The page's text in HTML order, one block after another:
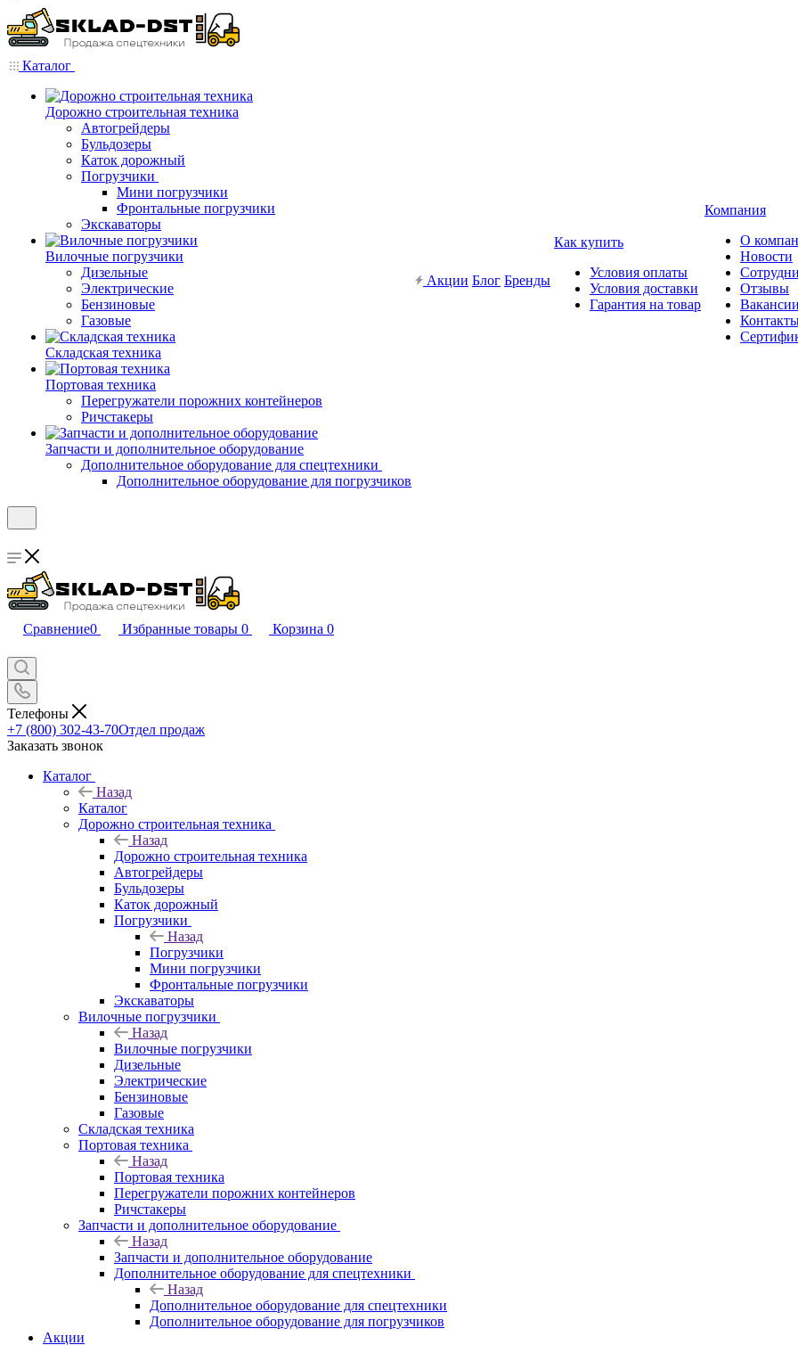
Каталог
Дорожно строительная техника
Автогрейдеры
Бульдозеры
Каток дорожный
Погрузчики
Мини погрузчики
Фронтальные погрузчики
Экскаваторы
Вилочные погрузчики
Дизельные
Электрические
Бензиновые
Газовые
Складская техника
Портовая техника
Перегружатели порожних контейнеров
Ричстакеры
Запчасти и дополнительное оборудование
Дополнительное оборудование для спецтехники
Дополнительное оборудование для погрузчиков
Акции Блог Бренды
Как купить
Условия оплаты
Условия доставки
Гарантия на товар
Компания
О
Новости
Отзывы
Сравнение0 Избранные товары 0 Корзина 0
Телефоны
+7 (800) 302-43-70Отдел продаж
Заказать звонок
Каталог
Назад
Каталог
Дорожно строительная техника
Назад
Дорожно строительная техника
Автогрейдеры
Бульдозеры
Каток дорожный
Погрузчики
Назад
Погрузчики
Мини погрузчики
Фронтальные погрузчики
Экскаваторы
Вилочные погрузчики
Назад
Вилочные погрузчики
Дизельные
Электрические
Бензиновые
Газовые
Складская техника
Портовая техника
Назад
Портовая техника
Перегружатели порожних контейнеров
Ричстакеры
Запчасти и дополнительное оборудование
Назад
Запчасти и дополнительное оборудование
Дополнительное оборудование для спецтехники
Назад
Дополнительное оборудование для спецтехники
Дополнительное оборудование для погрузчиков
Акции